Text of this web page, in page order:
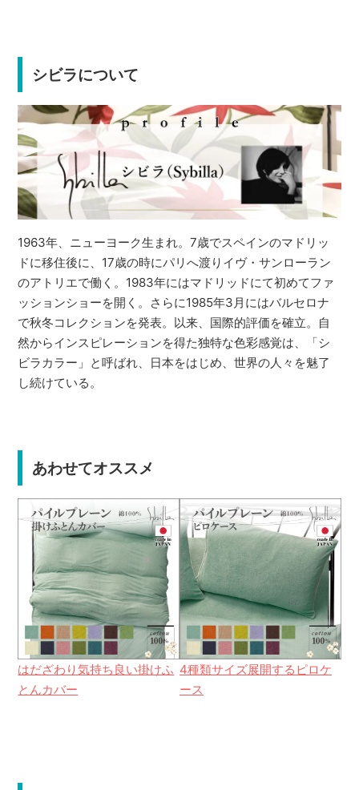
シビラについて
1963年、ニューヨーク生まれ。7歳でスペインのマドリッ
ドに移住後に、17歳の時にパリへ渡りイヴ・サンローラン
のアトリエで働く。1983年にはマドリッドにて初めてファ
ッションショーを開く。さらに1985年3月にはバルセロナ
で秋冬コレクションを発表。以来、国際的評価を確立。自
然からインスピレーションを得た独特な色彩感覚は、「シ
ビラカラー」と呼ばれ、日本をはじめ、世界の人々を魅了
し続けている。
あわせてオススメ
はだざわり気持ち良い掛けふ
とんカバー
4種類サイズ展開するピロケ
ース